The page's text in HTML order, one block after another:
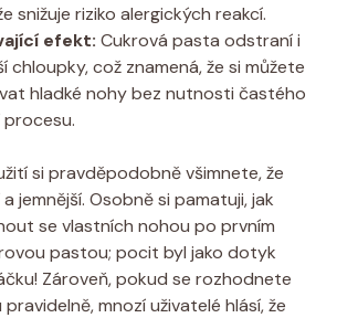
snižuje riziko alergických reakcí.
efekt: Cukrová pasta odstraní i
chloupky, což znamená, že si můžete
hladké nohy bez nutnosti častého
si pravděpodobně všimnete, že
jemnější. Osobně si pamatuji, jak
se vlastních nohou po prvním
pastou; pocit byl jako dotyk
Zároveň, pokud se rozhodnete
mnozí uživatelé hlásí, že